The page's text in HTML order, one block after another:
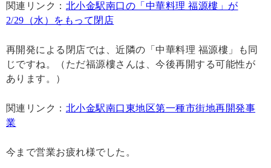
関連リンク： 北小金駅南口の「中華料理 福源樓」が
2/29（水）をもって閉店
再開発による閉店では、近隣の「中華料理 福源樓」も同
じですね。（ただ福源樓さんは、今後再開する可能性が
あります。）
関連リンク： 北小金駅南口東地区第一種市街地再開発事
業
今まで営業お疲れ様でした。